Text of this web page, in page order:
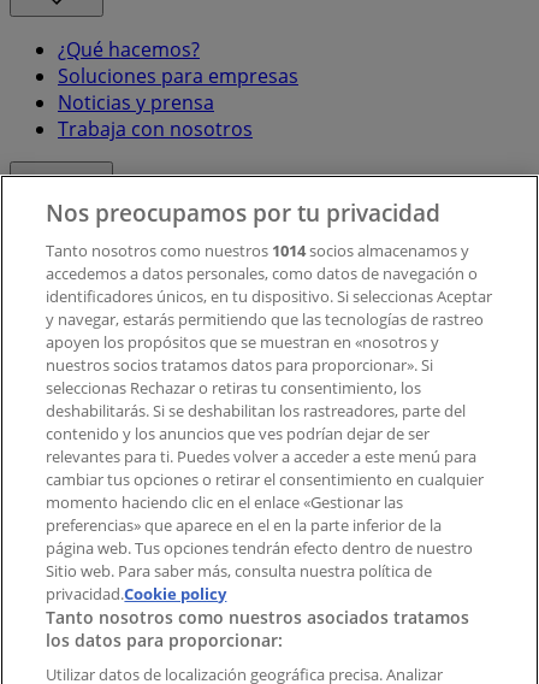
¿Qué hacemos?
Soluciones para empresas
Noticias y prensa
Trabaja con nosotros
Contacto comercial y de marketing
Tienda mal colocada en el mapa
Notificar un folleto
¿Encontraste un problema en la web o en la
aplicación?
Índices
Marcas
Marcas locales
Negocios
Negocios cercanos
Productos
Productos locales
Nos preocupamos por tu privacidad
Tanto nosotros como nuestros 1014socios almacenamos y
accedemos a datos personales, como datos de navegación o
identificadores únicos, en tu dispositivo. Si seleccionas Aceptar
y navegar, estarás permitiendo que las tecnologías de rastreo
apoyen los propósitos que se muestran en «nosotros y
nuestros socios tratamos datos para proporcionar». Si
seleccionas Rechazar o retiras tu consentimiento, los
deshabilitarás. Si se deshabilitan los rastreadores, parte del
contenido y los anuncios que ves podrían dejar de ser
relevantes para ti. Puedes volver a acceder a este menú para
cambiar tus opciones o retirar el consentimiento en cualquier
momento haciendo clic en el enlace «Gestionar las
preferencias» que aparece en el en la parte inferior de la
página web. Tus opciones tendrán efecto dentro de nuestro
Sitio web. Para saber más, consulta nuestra política de
privacidad.Cookie policy
Tanto nosotros como nuestros asociados tratamos
los datos para proporcionar:
Utilizar datos de localización geográfica precisa. Analizar